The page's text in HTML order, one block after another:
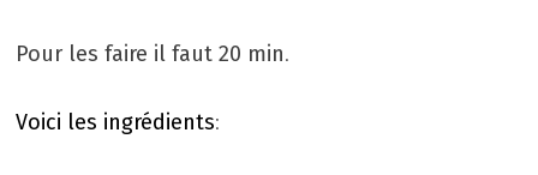
Pour les faire il faut 20 min.
Voici les ingrédients: